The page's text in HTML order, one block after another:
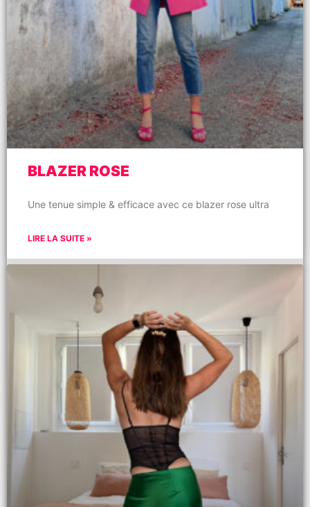
BLAZER ROSE
Une tenue simple & efficace avec ce blazer rose ultra
LIRE LA SUITE »